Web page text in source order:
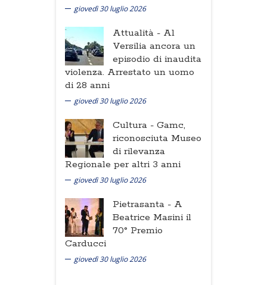
giovedì 30 luglio 2026
Attualità - Al
Versilia ancora un
episodio di inaudita
violenza. Arrestato un uomo
di 28 anni
giovedì 30 luglio 2026
Cultura - Gamc,
riconosciuta Museo
di rilevanza
Regionale per altri 3 anni
giovedì 30 luglio 2026
Pietrasanta - A
Beatrice Masini il
70° Premio
Carducci
giovedì 30 luglio 2026